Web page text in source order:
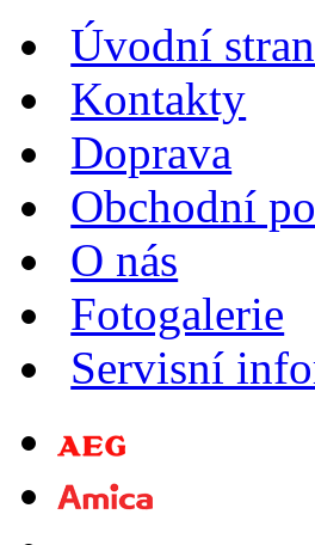
Úvodní
Kontakty
Doprava
Obchodní
O nás
Fotogalerie
Servisní